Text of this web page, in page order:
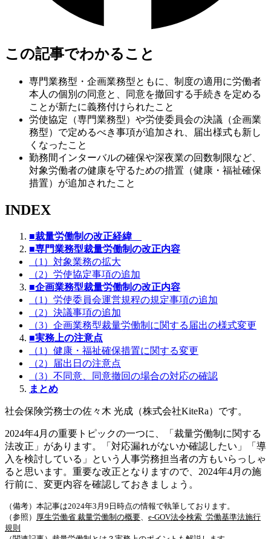
この記事でわかること
専門業務型・企画業務型ともに、制度の適用に労働者
本人の個別の同意と、同意を撤回する手続きを定める
ことが新たに義務付けられたこと
労使協定（専門業務型）や労使委員会の決議（企画業
務型）で定めるべき事項が追加され、届出様式も新し
くなったこと
勤務間インターバルの確保や深夜業の回数制限など、
対象労働者の健康を守るための措置（健康・福祉確保
措置）が追加されたこと
INDEX
■裁量労働制の改正経緯
■専門業務型裁量労働制の改正内容
（1）対象業務の拡大
（2）労使協定事項の追加
■企画業務型裁量労働制の改正内容
（1）労使委員会運営規程の規定事項の追加
（2）決議事項の追加
（3）企画業務型裁量労働制に関する届出の様式変更
■実務上の注意点
（1）健康・福祉確保措置に関する変更
（2）届出日の注意点
（3）不同意、同意撤回の場合の対応の確認
まとめ
社会保険労務士の佐々木 光成（株式会社KiteRa）です。
2024年4月の重要トピックの一つに、「裁量労働制に関する
法改正」があります。「対応漏れがないか確認したい」「導
入を検討している」という人事労務担当者の方もいらっしゃ
ると思います。重要な改正となりますので、2024年4月の施
行前に、変更内容を確認しておきましょう。
（備考）本記事は2024年3月9日時点の情報で執筆しております。
（参照） 厚生労働省 裁量労働制の概要
e-GOV法令検索 労働基準法施行
規則